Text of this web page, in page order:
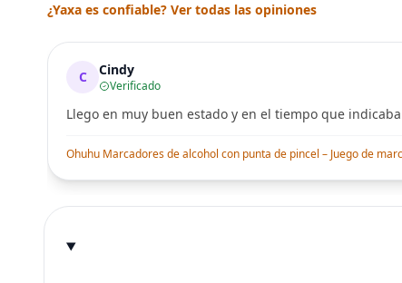
¿Yaxa es confiable? Ver todas las opiniones
C Cindy
Verificado
Llego en muy buen estado y en el tiempo que
Ohuhu Marcadores de alcohol con punta de pincel – Juego de